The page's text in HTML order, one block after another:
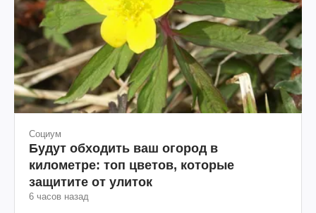
Социум
Будут обходить ваш огород в
километре: топ цветов, которые
защитите от улиток
6 часов назад